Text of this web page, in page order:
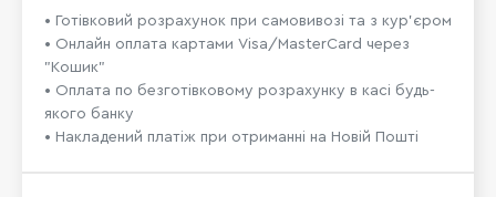
• Готівковий розрахунок при самовивозі та з кур’єром
• Онлайн оплата картами Visa/MasterCard через
"Кошик"
• Оплата по безготівковому розрахунку в касі будь-
якого банку
• Накладений платіж при отриманні на Новій Пошті